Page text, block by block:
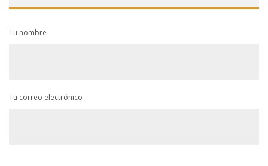
Tu nombre
Tu correo electrónico